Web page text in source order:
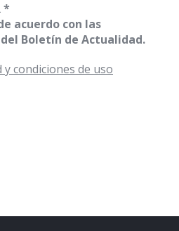
*
acuerdo con las
Boletín de Actualidad.
condiciones de uso